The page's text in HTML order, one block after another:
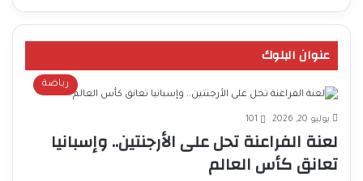
عنوان البلوك
رياضة
يوليو 20, 2026 101
لعنة الفراعنة تحل على الأرجنتين.. وإسبانيا
تعانق كأس العالم